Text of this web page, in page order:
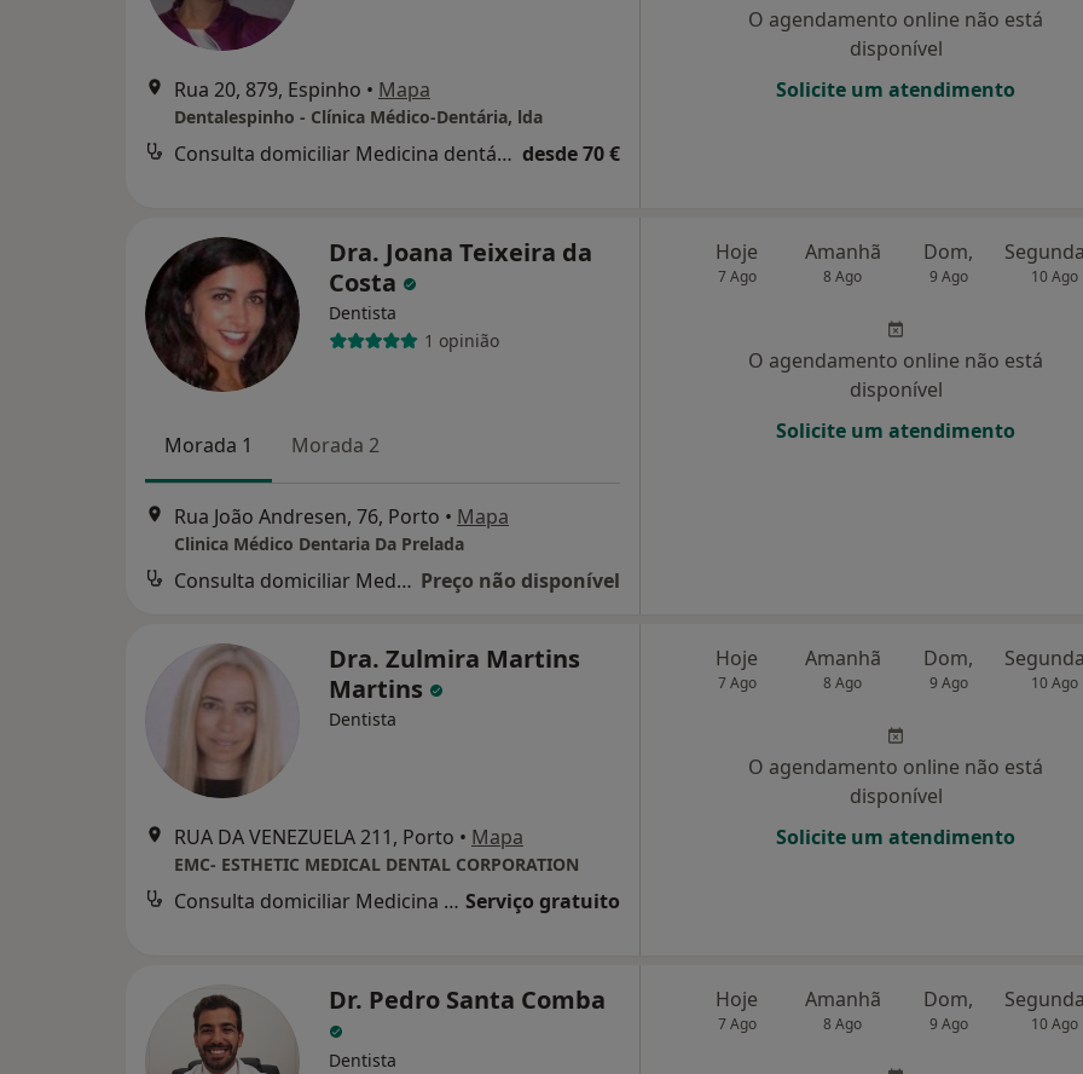
Rua 20, 879, Espinho • Mapa
Dentalespinho - Clínica Médico-Dentária, lda
Consulta domiciliar Medicina dentária desde 70 €
O agendamento online não está
disponível
Solicite um atendimento
Dra. Joana Teixeira da
Costa
Dentista
1 opinião
Morada 1 Morada 2
Rua João Andresen, 76, Porto • Mapa
Clinica Médico Dentaria Da Prelada
Consulta domiciliar Medicina dentária Preço não disponível
Hoje
7 Ago
Amanhã
8 Ago
Dom,
9 Ago 10 Ago
O agendamento online não está
disponível
Solicite um atendimento
Dra. Zulmira Martins
Martins
Dentista
RUA DA VENEZUELA 211, Porto • Mapa
EMC- ESTHETIC MEDICAL DENTAL CORPORATION
Consulta domiciliar Medicina dentária Serviço gratuito
Hoje
7 Ago
Amanhã
8 Ago
Dom,
9 Ago 10 Ago
O agendamento online não está
disponível
Solicite um atendimento
Dr. Pedro Santa Comba
Dentista
Hoje
7 Ago
Amanhã
8 Ago
Dom,
9 Ago 10 Ago